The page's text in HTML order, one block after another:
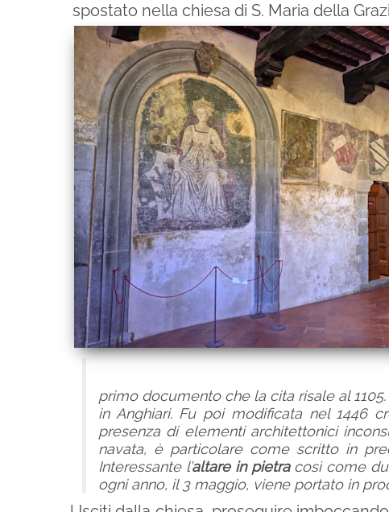
spostato nella chiesa di S. Maria della
primo documento che la cita risale al 1105.
in Anghiari. Fu poi modificata nel 1446
presenza di elementi architettonici
navata, è particolare come scritto in
Interessante l’altare in pietracosì come
ogni anno, il 3 maggio, viene portato in